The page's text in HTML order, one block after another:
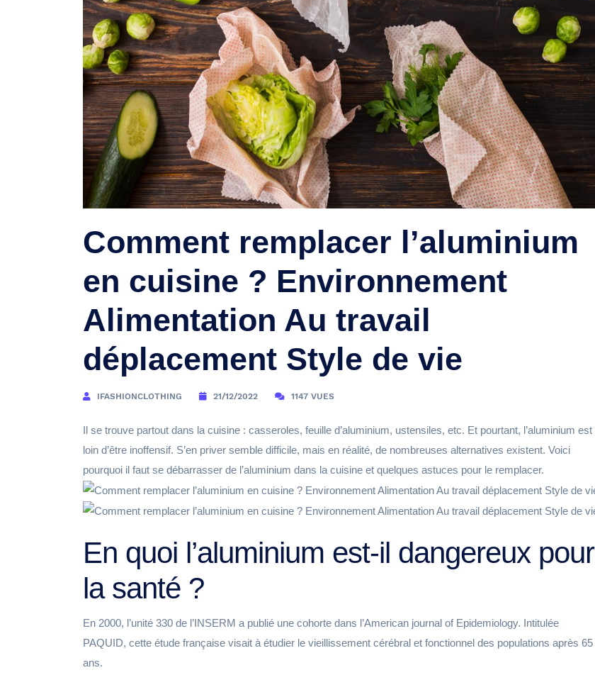
Comment remplacer l’aluminium
en cuisine ? Environnement
Alimentation Au travail
déplacement Style de vie
IFASHIONCLOTHING 21/12/2022 1147 VUES
Il se trouve partout dans la cuisine : casseroles, feuille d’aluminium, ustensiles, etc. Et pourtant, l’aluminium est
loin d’être inoffensif. S’en priver semble difficile, mais en réalité, de nombreuses alternatives existent. Voici
pourquoi il faut se débarrasser de l’aluminium dans la cuisine et quelques astuces pour le remplacer.
En quoi l’aluminium est-il dangereux pour
la santé ?
En 2000, l’unité 330 de l’INSERM a publié une cohorte dans l’American journal of Epidemiology. Intitulée
PAQUID, cette étude française visait à étudier le vieillissement cérébral et fonctionnel des populations après 65
ans.